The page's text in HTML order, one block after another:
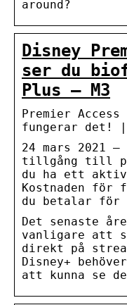
around?
Disney
ser du
Plus – M3
Premier
fungerar det! |
24 mars 2021
tillgång till
du ha ett
Kostnaden för
du betalar för
Det senaste
vanligare att
direkt på
Disney+
att kunna se